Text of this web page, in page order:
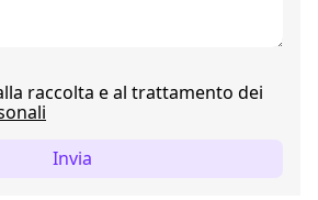
raccolta e al trattamento dei
Invia